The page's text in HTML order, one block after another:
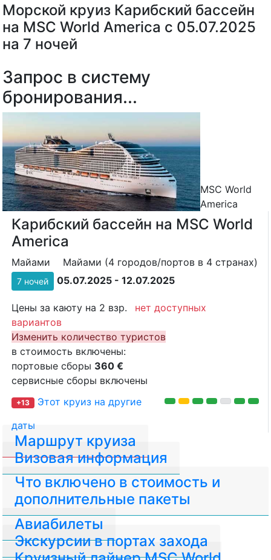
Морской круиз Карибский бассейн
на MSC World America с 05.07.2025
на 7 ночей
MSC World
America
Карибский бассейн на MSC World
America
Майами Майами (4 городов/портов в 4 странах)
7 ночей 05.07.2025 - 12.07.2025
Цены за каюту на 2 взр.
нет доступных
вариантов
Изменить количество туристов
в стоимость включены:
портовые сборы 360 €
сервисные сборы включены
+13
Этот круиз на другие
даты
Запрос в систему
бронирования...
Маршрут круиза
Визовая информация
Авиабилеты
Что включено в стоимость и
дополнительные пакеты
Экскурсии в портах захода